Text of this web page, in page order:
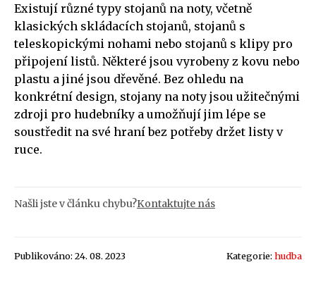
Existují různé typy stojanů na noty, včetně
klasických skládacích stojanů, stojanů s
teleskopickými nohami nebo stojanů s klipy pro
připojení listů. Některé jsou vyrobeny z kovu nebo
plastu a jiné jsou dřevěné. Bez ohledu na
konkrétní design, stojany na noty jsou užitečnými
zdroji pro hudebníky a umožňují jim lépe se
soustředit na své hraní bez potřeby držet listy v
ruce.
Našli jste v článku chybu?Kontaktujte nás
Publikováno: 24. 08. 2023 Kategorie: hudba